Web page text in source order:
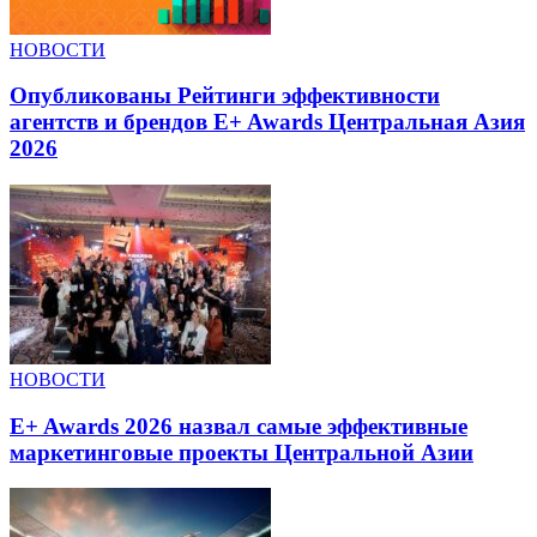
НОВОСТИ
Опубликованы Рейтинги эффективности
агентств и брендов E+ Awards Центральная Азия
2026
НОВОСТИ
E+ Awards 2026 назвал самые эффективные
маркетинговые проекты Центральной Азии